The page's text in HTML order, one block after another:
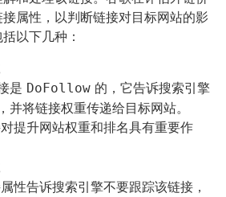
属性，以判断链接对目标网站的影
以下几种：
是 DoFollow 的，它告诉搜索引擎
并将链接权重传递给目标网站。
提升网站权重和排名具有重要作
性告诉搜索引擎不要跟踪该链接，